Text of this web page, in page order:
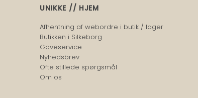
UNIKKE // HJEM
Afhentning af webordre i butik / lager
Butikken i Silkeborg
Gaveservice
Nyhedsbrev
Ofte stillede spørgsmål
Om os